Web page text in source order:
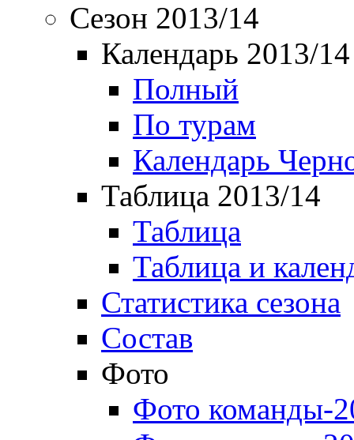
Сезон 2013/14
Календарь 2013/14
Полный
По турам
Календарь
Таблица 2013/14
Таблица
Таблица и
Статистика сезона
Состав
Фото
Фото команды-